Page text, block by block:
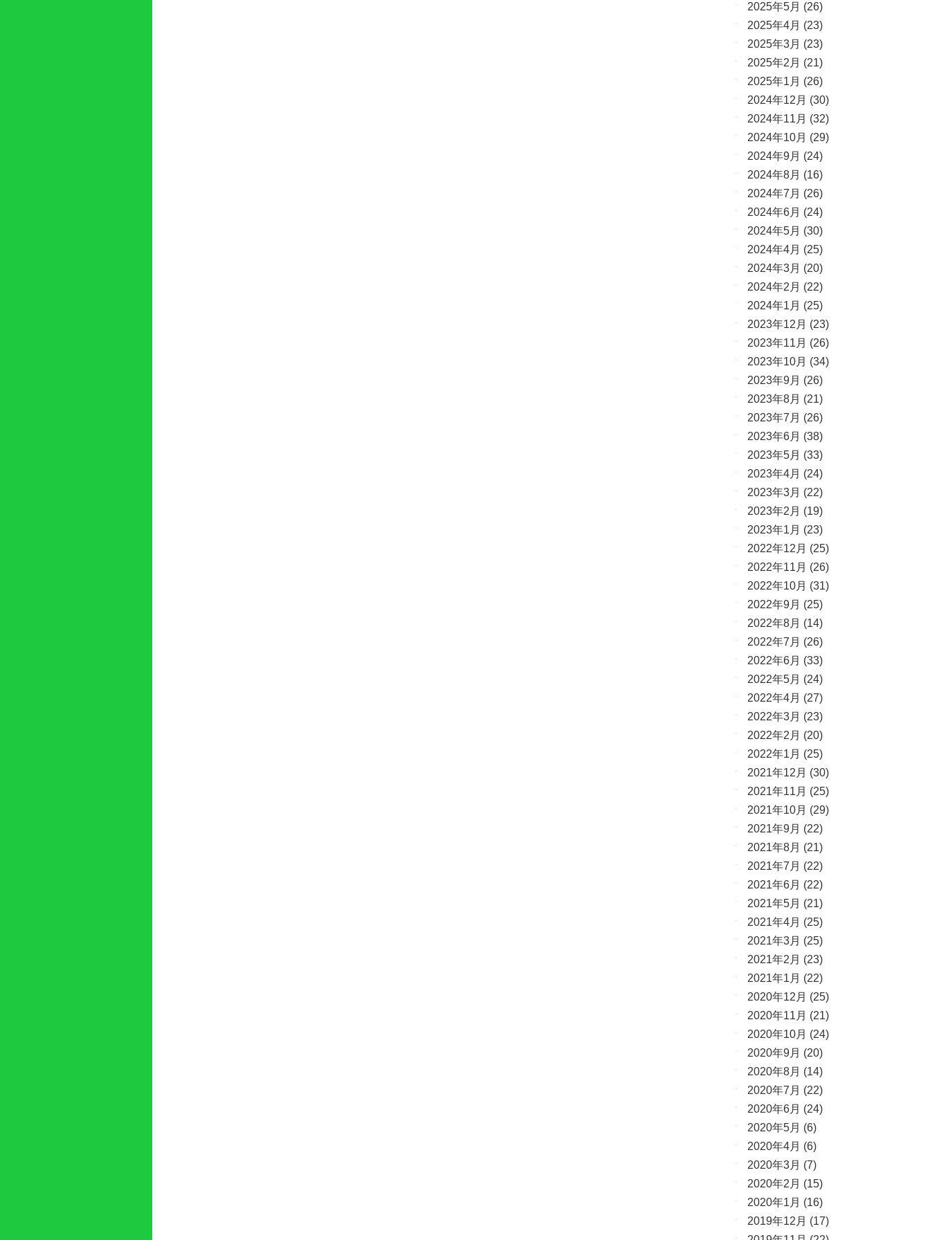
2025年5月 (26)
2025年4月 (23)
2025年3月 (23)
2025年2月 (21)
2025年1月 (26)
2024年12月 (30)
2024年11月 (32)
2024年10月 (29)
2024年9月 (24)
2024年8月 (16)
2024年7月 (26)
2024年6月 (24)
2024年5月 (30)
2024年4月 (25)
2024年3月 (20)
2024年2月 (22)
2024年1月 (25)
2023年12月 (23)
2023年11月 (26)
2023年10月 (34)
2023年9月 (26)
2023年8月 (21)
2023年7月 (26)
2023年6月 (38)
2023年5月 (33)
2023年4月 (24)
2023年3月 (22)
2023年2月 (19)
2023年1月 (23)
2022年12月 (25)
2022年11月 (26)
2022年10月 (31)
2022年9月 (25)
2022年8月 (14)
2022年7月 (26)
2022年6月 (33)
2022年5月 (24)
2022年4月 (27)
2022年3月 (23)
2022年2月 (20)
2022年1月 (25)
2021年12月 (30)
2021年11月 (25)
2021年10月 (29)
2021年9月 (22)
2021年8月 (21)
2021年7月 (22)
2021年6月 (22)
2021年5月 (21)
2021年4月 (25)
2021年3月 (25)
2021年2月 (23)
2021年1月 (22)
2020年12月 (25)
2020年11月 (21)
2020年10月 (24)
2020年9月 (20)
2020年8月 (14)
2020年7月 (22)
2020年6月 (24)
2020年5月 (6)
2020年4月 (6)
2020年3月 (7)
2020年2月 (15)
2020年1月 (16)
2019年12月 (17)